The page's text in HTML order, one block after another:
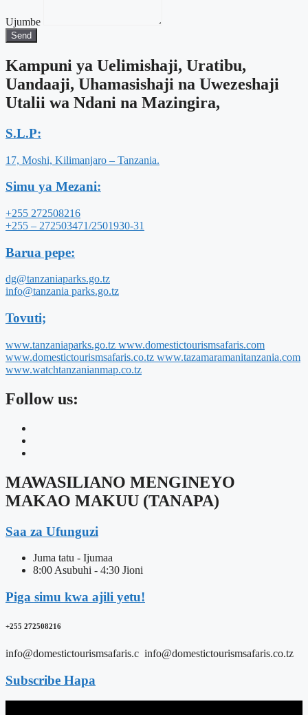
Ujumbe
Send
Kampuni ya Uelimishaji, Uratibu,
Uandaaji, Uhamasishaji na Uwezeshaji
Utalii wa Ndani na Mazingira,
S.L.P:
17, Moshi, Kilimanjaro – Tanzania.
Simu ya Mezani:
+255 272508216
+255 – 272503471/2501930-31
Barua pepe:
dg@tanzaniaparks.go.tz
info@tanzania parks.go.tz
Tovuti;
www.tanzaniaparks.go.tz www.domestictourismsafaris.com
www.domestictourismsafaris.co.tz www.tazamaramanitanzania.com
www.watchtanzanianmap.co.tz
Follow us:
MAWASILIANO MENGINEYO
MAKAO MAKUU (TANAPA)
Saa za Ufunguzi
Juma tatu - Ijumaa
8:00 Asubuhi - 4:30 Jioni
Piga simu kwa ajili yetu!
+255 272508216
info@domestictourismsafaris.c info@domestictourismsafaris.co.tz
Subscribe Hapa